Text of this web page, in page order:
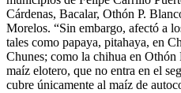
Cárdenas, Bacalar, Othón P.
Morelos. “Sin embargo, afectó a
tales como papaya, pitahaya, en
Chunes; como la chihua en Othón
maíz elotero, que no entra en el
cubre únicamente al maíz de